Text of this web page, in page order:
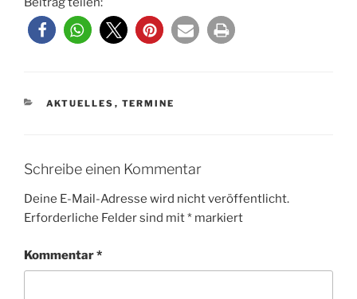
KATEGORIEN
AKTUELLES , TERMINE
Schreibe einen Kommentar
Deine E-Mail-Adresse wird nicht veröffentlicht.
Erforderliche Felder sind mit* markiert
Kommentar*